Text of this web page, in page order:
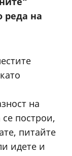
реда на
на
построи,
питайте
идете и